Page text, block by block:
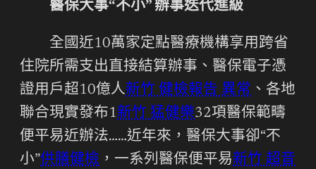
醫保大事“不小” 辦事迭代進級
全國近10萬家定點醫療機構享用跨省
住院所需支出直接結算辦事、醫保電子憑
證用戶超10億人新竹 健檢報告 異常 、各地
聯合現實發布1新竹 猛健樂32項醫保範疇
便平易近辦法……近年來，醫保大事卻“不
小”供膳健檢 ，一系列醫保便平易新竹 超音